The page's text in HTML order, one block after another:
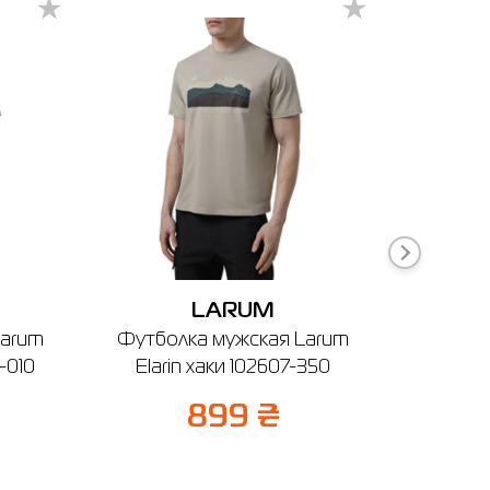
010
LARUM
Футболка мужская Larum
Elarin хаки 102607-350
899 ₴